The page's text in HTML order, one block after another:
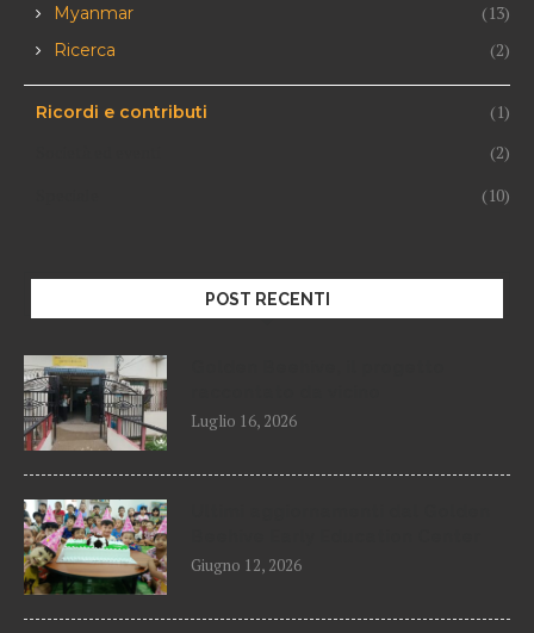
Myanmar (13)
Ricerca (2)
Ricordi e contributi
(1)
(2)
(10)
POST RECENTI
Luglio 16, 2026
Giugno 12, 2026